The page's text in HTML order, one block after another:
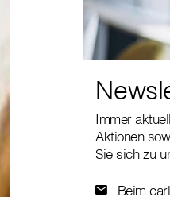
Immer
Aktionen
Sie sich zu
Beim